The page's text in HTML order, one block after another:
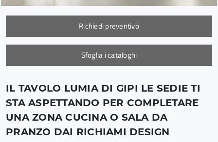
Richiedi preventivo
Sfoglia i cataloghi
IL TAVOLO LUMIA DI GIPI LE SEDIE TI
STA ASPETTANDO PER COMPLETARE
UNA ZONA CUCINA O SALA DA
PRANZO DAI RICHIAMI DESIGN